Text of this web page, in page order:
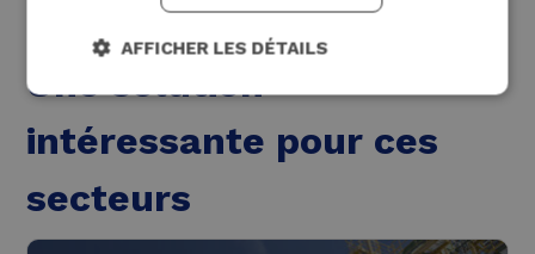
Une solution
intéressante pour ces
secteurs
AFFICHER LES DÉTAILS